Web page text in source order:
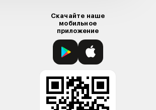
Скачайте наше
мобильное
приложение